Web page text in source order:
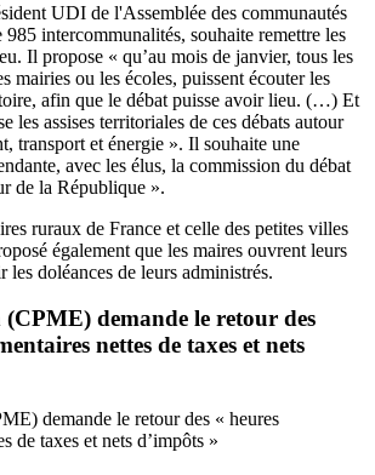
UDI de l'Assemblée des communautés
985 intercommunalités, souhaite remettre les
Il propose « qu’au mois de janvier, tous les
mairies ou les écoles, puissent écouter les
afin que le débat puisse avoir lieu. (…) Et
les assises territoriales de ces débats autour
transport et énergie ». Il souhaite une
avec les élus, la commission du débat
de la République ».
ruraux de France et celle des petites villes
également que les maires ouvrent leurs
doléances de leurs administrés.
(CPME) demande le retour des
nettes de taxes et nets
demande le retour des « heures
de taxes et nets d’impôts »